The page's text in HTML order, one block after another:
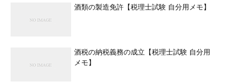
酒類の製造免許【税理士試験 自分用メモ】
酒税の納税義務の成立【税理士試験 自分用
メモ】